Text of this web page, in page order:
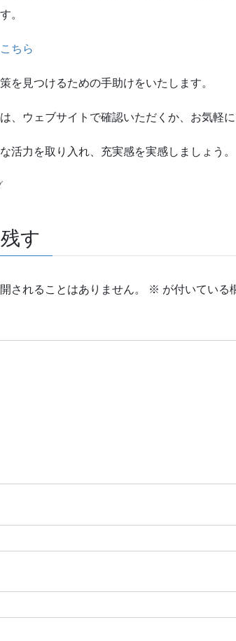
。
こちら
を見つけるための手助けをいたします。
、ウェブサイトで確認いただくか、お気軽に
活力を取り入れ、充実感を実感しましょう。
す
されることはありません。 ※ が付いている